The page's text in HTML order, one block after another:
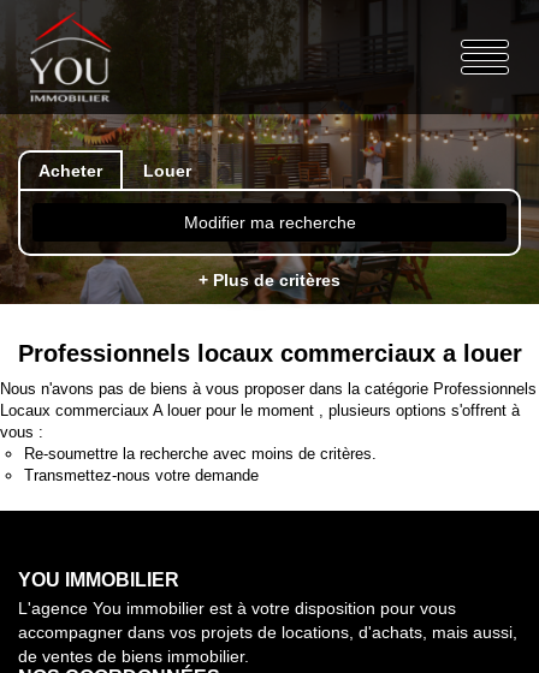
Acheter Louer
Modifier ma recherche
+ Plus de critères
Professionnels locaux commerciaux a louer
Nous n'avons pas de biens à vous proposer dans la catégorie Professionnels
Locaux commerciaux A louer pour le moment , plusieurs options s'offrent à
vous :
Re-soumettre la recherche avec moins de critères.
Transmettez-nous votre demande
YOU IMMOBILIER
L'agence You immobilier est à votre disposition pour vous
accompagner dans vos projets de locations, d'achats, mais aussi,
de ventes de biens immobilier.